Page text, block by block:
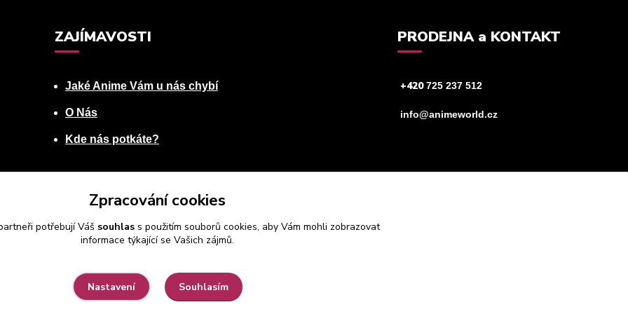
ZAJÍMAVOSTI
Jaké Anime Vám u nás chybí
O Nás
Kde nás potkáte?
PRODEJNA a KONTAKT
+420725 237 512
info@animeworld.cz
Zpracování cookies
potřebují Váš souhlass použitím souborů cookies, aby Vám mohli zobrazovat
informace týkající se Vašich zájmů.
Nastavení Souhlasím